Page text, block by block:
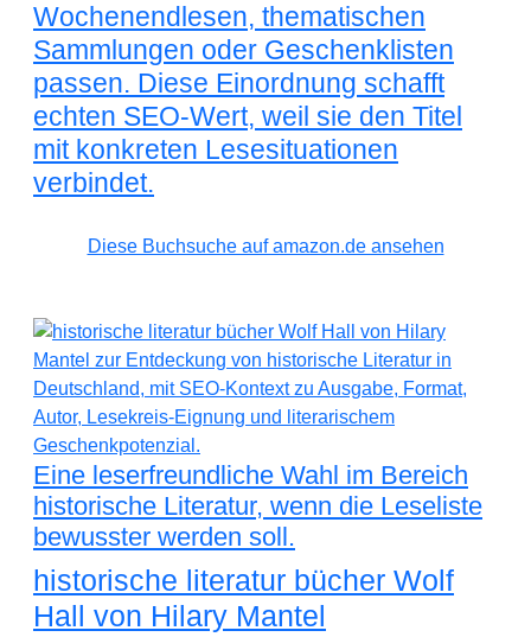
Wochenendlesen, thematischen
Sammlungen oder Geschenklisten
passen. Diese Einordnung schafft
echten SEO-Wert, weil sie den Titel
mit konkreten Lesesituationen
verbindet.
Diese Buchsuche auf amazon.de ansehen
Eine leserfreundliche Wahl im Bereich
historische Literatur, wenn die Leseliste
bewusster werden soll.
historische literatur bücher Wolf
Hall von Hilary Mantel